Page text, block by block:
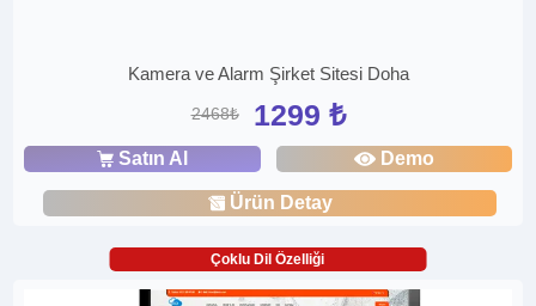
Kamera ve Alarm Şirket Sitesi Doha
2468₺ 1299 ₺
Satın Al Demo
Ürün Detay
Çoklu Dil Özelliği